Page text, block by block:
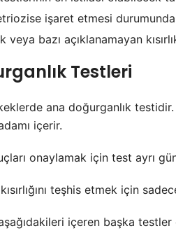
işaret etmesi
veya bazı açıklanamayan
Testleri
ana doğurganlık
içerir.
onaylamak için test ayrı
teşhis etmek için
içeren başka testler